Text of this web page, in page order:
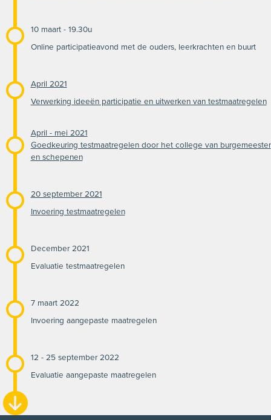
10 maart - 19.30u
Online participatieavond met de ouders, leerkrachten en buurt
April 2021
Verwerking ideeën participatie en uitwerken van testmaatregelen
April - mei 2021
Goedkeuring testmaatregelen door het college van burgemeester
en schepenen
20 september 2021
Invoering testmaatregelen
December 2021
Evaluatie testmaatregelen
7 maart 2022
Invoering aangepaste maatregelen
12 - 25 september 2022
Evaluatie aangepaste maatregelen